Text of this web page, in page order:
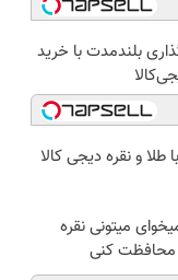
بلندمدت با خرید
طلا و نقره دیجی کالا
میتونی نقره
محافظت کنی